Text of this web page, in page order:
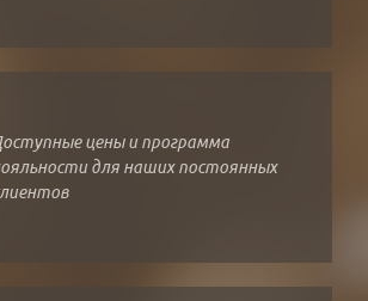
цены и программа
для наших постоянных